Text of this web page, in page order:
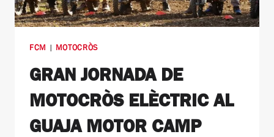
FCM | MOTOCRÒS
GRAN JORNADA DE
MOTOCRÒS ELÈCTRIC AL
GUAJA MOTOR CAMP